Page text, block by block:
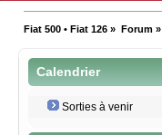
Fiat 500 • Fiat 126 » Forum»
Calendrier
Sorties à venir